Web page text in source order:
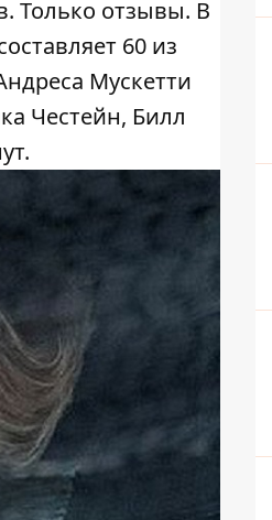
Только отзывы. В
60 из
Мускетти
Честейн, Билл